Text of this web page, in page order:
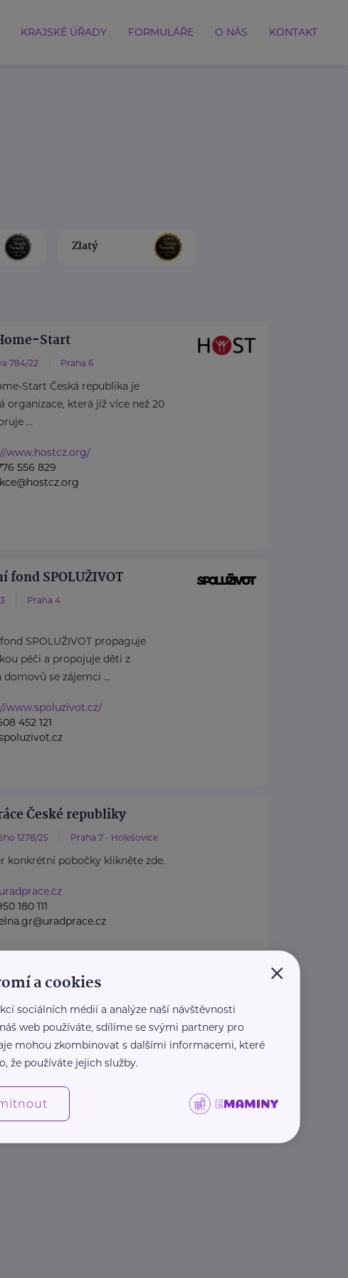
KRAJSKÉ ÚŘADY FORMULÁŘE O NÁS KONTAKT
Zlatý
Start
784/22 Praha 6
Start Česká republika je
organizace, která již více než 20
...
www.hostcz.org/
556 829
fond SPOLUŽIVOT
Praha 4
SPOLUŽIVOT propaguje
péči a propojuje děti z
domovů se zájemci ...
www.spoluzivot.cz/
452 121
České republiky
1278/25 Praha 7 - Holešovice
konkrétní pobočky klikněte zde.
180 111
×
a cookies
sociálních médií a analýze naší návštěvnosti
web používáte, sdílíme se svými partnery pro
mohou zkombinovat s dalšími informacemi, které
že používáte jejich služby.